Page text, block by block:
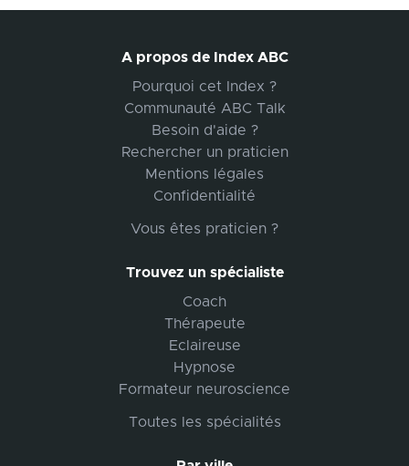
A propos de Index ABC
Pourquoi cet Index ?
Communauté ABC Talk
Besoin d'aide ?
Rechercher un praticien
Mentions légales
Confidentialité
Vous êtes praticien ?
Trouvez un spécialiste
Coach
Thérapeute
Eclaireuse
Hypnose
Formateur neuroscience
Toutes les spécialités